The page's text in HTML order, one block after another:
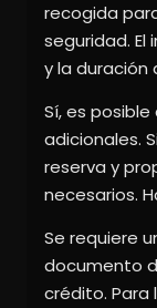
recogida
seguridad.
y la duración
Sí, es
adicionales.
reserva y
necesarios.
Se requiere
documento
crédito. Para